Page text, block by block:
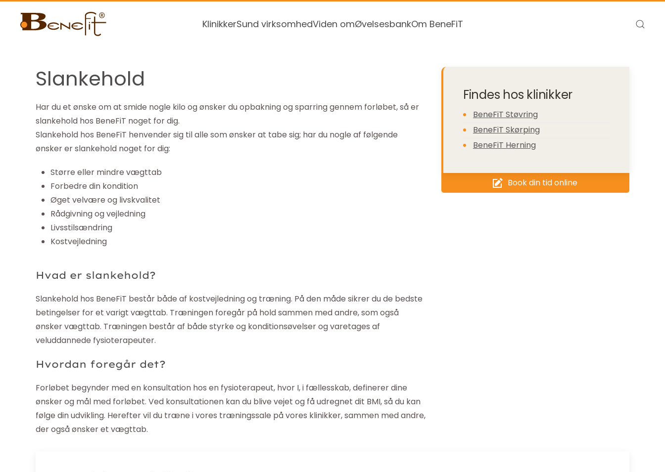
KlinikkerSund virksomhedViden omØvelsesbankOm BeneFiT
Slankehold
Har du et ønske om at smide nogle kilo og ønsker du opbakning og sparring gennem forløbet, så er
slankehold hos BeneFiT noget for dig.
Slankehold hos BeneFiT henvender sig til alle som ønsker at tabe sig; har du nogle af følgende
ønsker er slankehold noget for dig:
Større eller mindre vægttab
Forbedre din kondition
Øget velvære og livskvalitet
Rådgivning og vejledning
Livsstilsændring
Kostvejledning
Hvad er slankehold?
Slankehold hos BeneFiT består både af kostvejledning og træning. På den måde sikrer du de bedste
betingelser for et varigt vægttab. Træningen foregår på hold sammen med andre, som også
ønsker vægttab. Træningen består af både styrke og konditionsøvelser og varetages af
veluddannede fysioterapeuter.
Hvordan foregår det?
Forløbet begynder med en konsultation hos en fysioterapeut, hvor I, i fællesskab, definerer dine
ønsker og mål med forløbet. Ved konsultationen kan du blive vejet og få udregnet dit BMI, så du kan
følge din udvikling. Herefter vil du træne i vores træningssale på vores klinikker, sammen med andre,
der også ønsker et vægttab.
Findes hos klinikker
BeneFiT Støvring
BeneFiT Skørping
BeneFiT Herning
Book din tid online